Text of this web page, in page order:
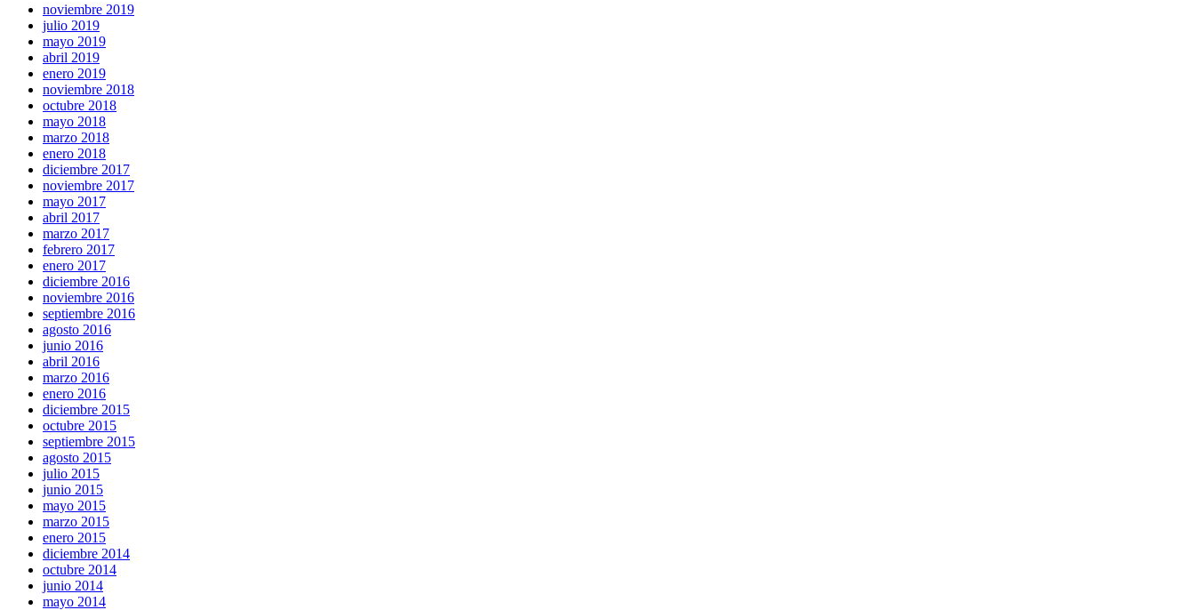
noviembre 2019
julio 2019
mayo 2019
abril 2019
enero 2019
noviembre 2018
octubre 2018
mayo 2018
marzo 2018
enero 2018
diciembre 2017
noviembre 2017
mayo 2017
abril 2017
marzo 2017
febrero 2017
enero 2017
diciembre 2016
noviembre 2016
septiembre 2016
agosto 2016
junio 2016
abril 2016
marzo 2016
enero 2016
diciembre 2015
octubre 2015
septiembre 2015
agosto 2015
julio 2015
junio 2015
mayo 2015
marzo 2015
enero 2015
diciembre 2014
octubre 2014
junio 2014
mayo 2014